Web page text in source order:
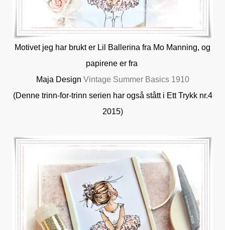
Motivet jeg har brukt er Lil Ballerina fra Mo Manning, og
papirene er fra
Maja Design Vintage Summer Basics 1910
(Denne trinn-for-trinn serien har også stått i Ett Trykk nr.4
2015)